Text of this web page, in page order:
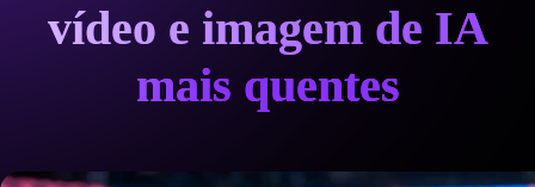
vídeo e imagem de IA
mais quentes